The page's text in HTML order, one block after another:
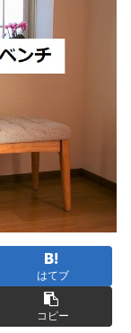
はてブ
コピー